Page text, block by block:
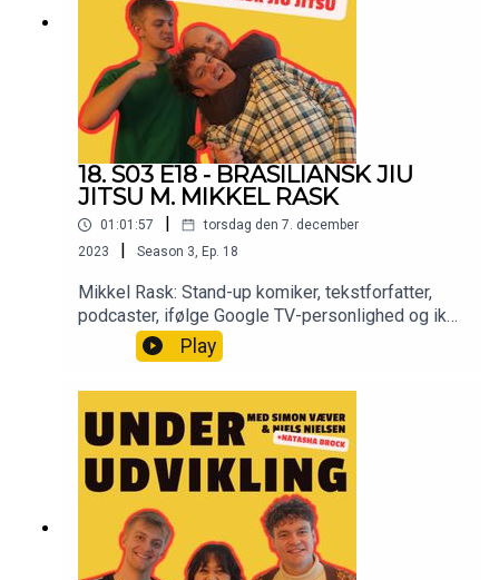
18. S03 E18 - BRASILIANSK JIU
JITSU M. MIKKEL RASK
01:01:57
torsdag den 7. december
2023
Season 3, Ep. 18
Mikkel Rask: Stand-up komiker, tekstforfatter,
podcaster, ifølge Google TV-personlighed og ikke
mindst så går han til brasliansk jiu jitsu. Og det
handler dagens afsnit om! Vi hører om
oprindelsen af den brasilianske variant af
kampsporten, Mikkels bæltestatus og meget
mere. Og så hører vi selvfølgelig hinanden om,
hvad vi har lært siden sidst.Go' lytter! 🥋
Play